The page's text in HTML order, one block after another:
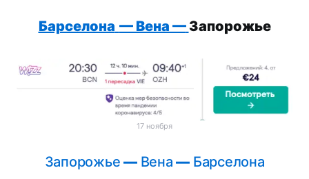
Барселона — Вена — Запорожье
17 ноября
Запорожье —Вена— Барселона